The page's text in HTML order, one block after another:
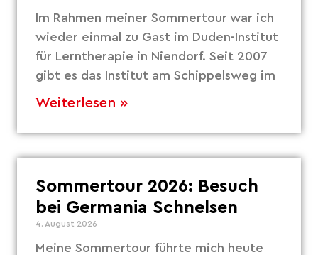
Im Rahmen meiner Sommertour war ich
wieder einmal zu Gast im Duden-Institut
für Lerntherapie in Niendorf. Seit 2007
gibt es das Institut am Schippelsweg im
Weiterlesen »
Sommertour 2026: Besuch
bei Germania Schnelsen
4. August 2026
Meine Sommertour führte mich heute